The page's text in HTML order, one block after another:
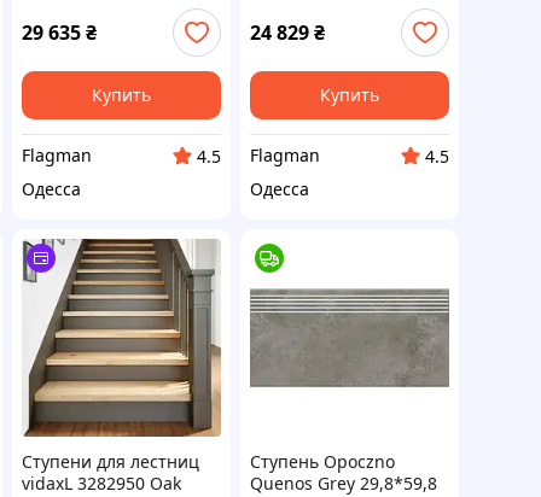
12шт
29 635₴
Купить
Flagman
4.5
Одесса
массив дуба 8 шт.
3282972
24 829₴
Купить
Flagman
4.5
Одесса
Ступени для лестниц
vidaxL 3282950 Oak
Ступень Opoczno
Quenos Grey 29,8*59,8